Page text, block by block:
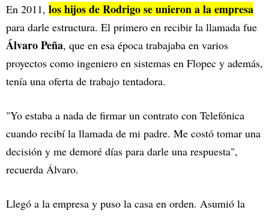
En 2011, los hijos de Rodrigo se unieron a la empresa
para darle estructura. El primero en recibir la llamada fue
Álvaro Peña, que en esa época trabajaba en varios
proyectos como ingeniero en sistemas en Flopec y además,
tenía una oferta de trabajo tentadora.
"Yo estaba a nada de firmar un contrato con Telefónica
cuando recibí la llamada de mi padre. Me costó tomar una
decisión y me demoré días para darle una respuesta",
recuerda Álvaro.
Llegó a la empresa y puso la casa en orden. Asumió la